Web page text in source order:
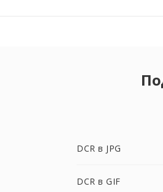
DCR в JPG
DCR в GIF